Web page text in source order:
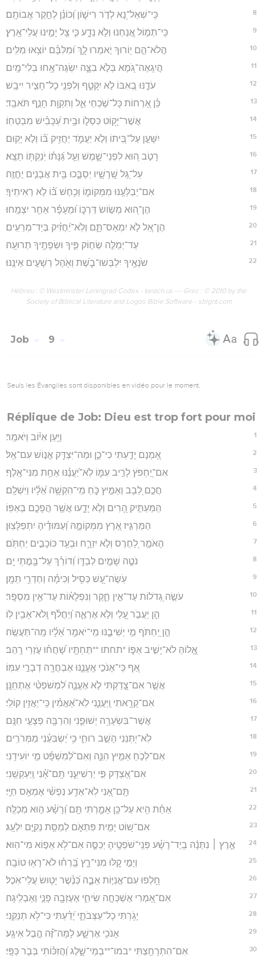
8 כִּֽי־שְׁאַל־נָ֭א לְדֹ֣ר רִישׁ֑וֹן וְ֝כוֹנֵ֗ן לְחֵ֣קֶר אֲבוֹתָֽם׃
9 כִּֽי־תְמ֣וֹל אֲ֭נַחְנוּ וְלֹ֣א נֵדָ֑ע כִּ֤י צֵ֖ל יָמֵ֣ינוּ עֲלֵי־אָֽרֶץ׃
10 הֲלֹא־הֵ֣ם י֭וֹרוּךָ יֹ֣אמְרוּ לָ֑ךְ וּ֝מִלִּבָּ֗ם יוֹצִ֥אוּ מִלִּֽים׃
11 הֲיִֽגְאֶה־גֹּ֭מֶא בְּלֹ֣א בִצָּ֑ה יִשְׂגֶּה־אָ֥חוּ בְלִי־מָֽיִם׃
12 עֹדֶ֣נּוּ בְ֭אִבּוֹ לֹ֣א יִקָּטֵ֑ף וְלִפְנֵ֖י כָל־חָצִ֣יר יִיבָֽשׁ׃
13 כֵּ֗ן אָ֭רְחוֹת כָּל־שֹׁ֣כְחֵי אֵ֑ל וְתִקְוַ֖ת חָנֵ֣ף תֹּאבֵֽד׃
14 אֲשֶׁר־יָק֥וֹט כִּסְל֑וֹ וּבֵ֥ית עַ֝כָּבִ֗ישׁ מִבְטַחֽוֹ׃
15 יִשָּׁעֵ֣ן עַל־בֵּ֭יתוֹ וְלֹ֣א יַעֲמֹ֑ד יַחֲזִ֥יק בּ֝֗וֹ וְלֹ֣א יָקֽוּם׃
16 רָטֹ֣ב ה֭וּא לִפְנֵי־שָׁ֑מֶשׁ וְעַ֥ל גַּ֝נָּת֗וֹ יֹֽנַקְתּ֥וֹ תֵצֵֽא׃
17 עַל־גַּ֭ל שָֽׁרָשָׁ֣יו יְסֻבָּ֑כוּ בֵּ֖ית אֲבָנִ֣ים יֶחֱזֶֽה׃
18 אִם־יְבַלְּעֶ֥נּוּ מִמְּקוֹמ֑וֹ וְכִ֥חֶשׁ בּ֝֗וֹ לֹ֣א רְאִיתִֽיךָ׃
19 הֶן־ה֭וּא מְשׂ֣וֹשׂ דַּרְכּ֑וֹ וּ֝מֵעָפָ֗ר אַחֵ֥ר יִצְמָֽחוּ׃
20 הֶן־אֵ֭ל לֹ֣א יִמְאַס־תָּ֑ם וְלֹֽא־יַ֝חֲזִ֗יק בְּיַד־מְרֵעִֽים׃
21 עַד־יְמַלֵּ֣ה שְׂח֣וֹק פִּ֑יךָ וּשְׂפָתֶ֥יךָ תְרוּעָֽה׃
22 שֹׂנְאֶ֥יךָ יִלְבְּשׁוּ־בֹ֑שֶׁת וְאֹ֖הֶל רְשָׁעִ֣ים אֵינֶֽנּוּ׃
Hébreu : © Westminster Leningrad Codex - tanach.us --- Grec : © 2010 by the
Society of Biblical Literature and Logos Bible Software - sblgnt.com
Job 9
Seuls les Évangiles sont disponibles en vidéo pour le moment.
Réplique de Job: Dieu est trop fort pour moi
1 וַיַּ֥עַן אִיּ֗וֹב וַיֹּאמַֽר׃
2 אָ֭מְנָם יָדַ֣עְתִּי כִי־כֵ֑ן וּמַה־יִּצְדַּ֖ק אֱנ֣וֹשׁ עִם־אֵֽל׃
3 אִם־יַ֭חְפֹּץ לָרִ֣יב עִמּ֑וֹ לֹֽא־יַ֝עֲנֶ֗נּוּ אַחַ֥ת מִנִּי־אָֽלֶף׃
4 חֲכַ֣ם לֵ֭בָב וְאַמִּ֣יץ כֹּ֑חַ מִֽי־הִקְשָׁ֥ה אֵ֝לָ֗יו וַיִּשְׁלָֽם׃
5 הַמַּעְתִּ֣יק הָ֭רִים וְלֹ֣א יָדָ֑עוּ אֲשֶׁ֖ר הֲפָכָ֣ם בְּאַפּֽוֹ׃
6 הַמַּרְגִּ֣יז אֶ֭רֶץ מִמְּקוֹמָ֑הּ וְ֝עַמּוּדֶ֗יהָ יִתְפַלָּצֽוּן׃
7 הָאֹמֵ֣ר לַ֭חֶרֶס וְלֹ֣א יִזְרָ֑ח וּבְעַ֖ד כּוֹכָבִ֣ים יַחְתֹּֽם׃
8 נֹטֶ֣ה שָׁמַ֣יִם לְבַדּ֑וֹ וְ֝דוֹרֵ֗ךְ עַל־בָּ֥מֳתֵי יָֽם׃
9 עֹֽשֶׂה־עָ֭שׁ כְּסִ֥יל וְכִימָ֗ה וְחַדְרֵ֥י תֵמָֽן׃
10 עֹשֶׂ֣ה גְ֭דֹלוֹת עַד־אֵ֣ין חֵ֑קֶר וְנִפְלָא֗וֹת עַד־אֵ֥ין מִסְפָּֽר׃
11 הֵ֤ן יַעֲבֹ֣ר עָ֭לַי וְלֹ֣א אֶרְאֶ֑ה וְ֝יַחֲלֹ֗ף וְֽלֹא־אָבִ֥ין לֽוֹ׃
12 הֵ֣ן יַ֭חְתֹּף מִ֣י יְשִׁיבֶ֑נּוּ מִֽי־יֹאמַ֥ר אֵ֝לָ֗יו מַֽה־תַּעֲשֶֽׂה׃
13 אֱ֭לוֹהַּ לֹא־יָשִׁ֣יב אַפּ֑וֹ *תחתו **תַּחְתָּ֥יו שָׁ֝חֲח֗וּ עֹ֣זְרֵי רָֽהַב׃
14 אַ֭ף כִּֽי־אָנֹכִ֣י אֶֽעֱנֶ֑נּוּ אֶבְחֲרָ֖ה דְבָרַ֣י עִמּֽוֹ׃
15 אֲשֶׁ֣ר אִם־צָ֭דַקְתִּי לֹ֣א אֶעֱנֶ֑ה לִ֝מְשֹׁפְטִ֗י אֶתְחַנָּֽן׃
16 אִם־קָרָ֥אתִי וַֽיַּעֲנֵ֑נִי לֹֽא־אַ֝אֲמִ֗ין כִּֽי־יַאֲזִ֥ין קוֹלִֽי׃
17 אֲשֶׁר־בִּשְׂעָרָ֥ה יְשׁוּפֵ֑נִי וְהִרְבָּ֖ה פְצָעַ֣י חִנָּֽם׃
18 לֹֽא־יִ֭תְּנֵנִי הָשֵׁ֣ב רוּחִ֑י כִּ֥י יַ֝שְׂבִּעַ֗נִי מַמְּרֹרִֽים׃
19 אִם־לְכֹ֣חַ אַמִּ֣יץ הִנֵּ֑ה וְאִם־לְ֝מִשְׁפָּ֗ט מִ֣י יוֹעִידֵֽנִי׃
20 אִם־אֶ֭צְדָּק פִּ֣י יַרְשִׁיעֵ֑נִי תָּֽם־אָ֝֗נִי וַֽיַּעְקְשֵֽׁנִי׃
21 תָּֽם־אָ֭נִי לֹֽא־אֵדַ֥ע נַפְשִׁ֗י אֶמְאַ֥ס חַיָּֽי׃
22 אַחַ֗ת הִ֥יא עַל־כֵּ֥ן אָמַ֑רְתִּי תָּ֥ם וְ֝רָשָׁ֗ע ה֣וּא מְכַלֶּֽה׃
23 אִם־שׁ֭וֹט יָמִ֣ית פִּתְאֹ֑ם לְמַסַּ֖ת נְקִיִּ֣ם יִלְעָֽג׃
24 אֶ֤רֶץ ׀ נִתְּנָ֬ה בְֽיַד־רָשָׁ֗ע פְּנֵֽי־שֹׁפְטֶ֥יהָ יְכַסֶּ֑ה אִם־לֹ֖א אֵפ֣וֹא מִי־הֽוּא׃
25 וְיָמַ֣י קַ֭לּוּ מִנִּי־רָ֑ץ בָּֽ֝רְח֗וּ לֹא־רָא֥וּ טוֹבָֽה׃
26 חָ֭לְפוּ עִם־אֳנִיּ֣וֹת אֵבֶ֑ה כְּ֝נֶ֗שֶׁר יָט֥וּשׂ עֲלֵי־אֹֽכֶל׃
27 אִם־אָ֭מְרִי אֶשְׁכְּחָ֣ה שִׂיחִ֑י אֶעֶזְבָ֖ה פָנַ֣י וְאַבְלִֽיגָה׃
28 יָגֹ֥רְתִּי כָל־עַצְּבֹתָ֑י יָ֝דַ֗עְתִּי כִּי־לֹ֥א תְנַקֵּֽנִי׃
29 אָנֹכִ֥י אֶרְשָׁ֑ע לָמָּה־זֶּ֝֗ה הֶ֣בֶל אִיגָֽע׃
30 אִם־הִתְרָחַ֥צְתִּי *במו־**בְמֵי־שָׁ֑לֶג וַ֝הֲזִכּ֗וֹתִי בְּבֹ֣ר כַּפָּֽי׃